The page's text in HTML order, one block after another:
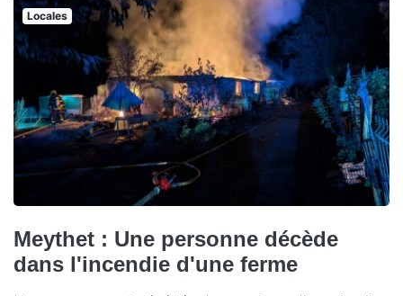
Locales
Meythet : Une personne décède
dans l'incendie d'une ferme